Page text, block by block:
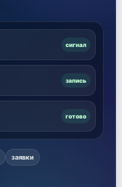
сигнал
запись
готово
заявки